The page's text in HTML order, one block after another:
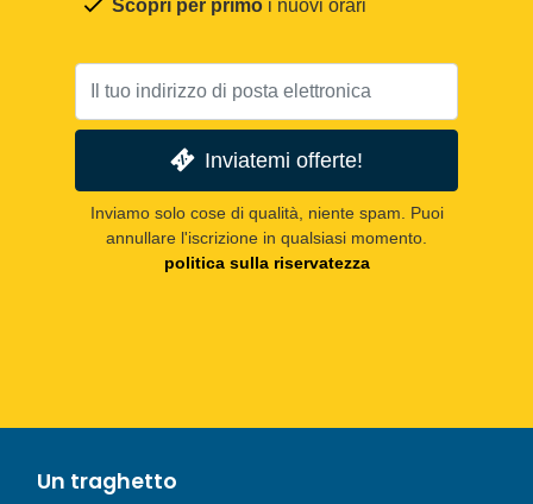
Scopri per primo i nuovi orari
Inviatemi offerte!
Inviamo solo cose di qualità, niente spam. Puoi
annullare l'iscrizione in qualsiasi momento.
politica sulla riservatezza
Un traghetto